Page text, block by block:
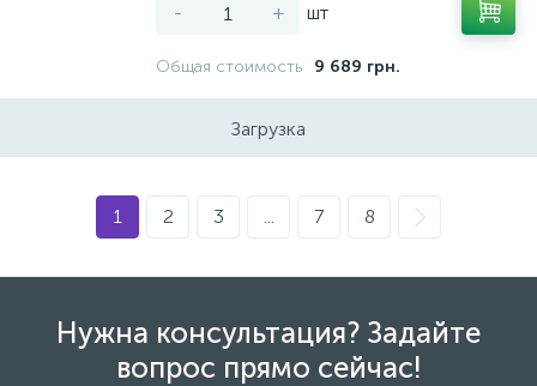
- + шт
Общая стоимость 9 689 грн.
Загрузка
1 2 3 ... 7 8
Нужна консультация? Задайте
вопрос прямо сейчас!